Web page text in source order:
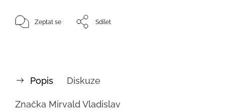
Zeptat se Sdílet
Popis Diskuze
Značka Mirvald Vladislav